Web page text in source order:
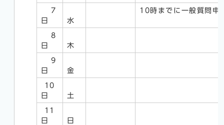
7
日
水
10時までに一般質問申
8
日
木
9
日
金
10
日
土
11
日
日